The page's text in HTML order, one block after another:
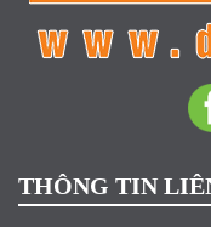
THÔNG TIN